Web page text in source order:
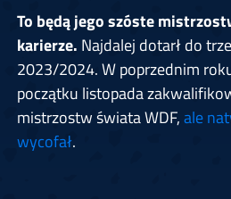
To będą jego szóste
karierze. Najdalej dotarł do
2023/2024. W poprzednim
początku listopada
mistrzostw świata WDF,ale
wycofał.